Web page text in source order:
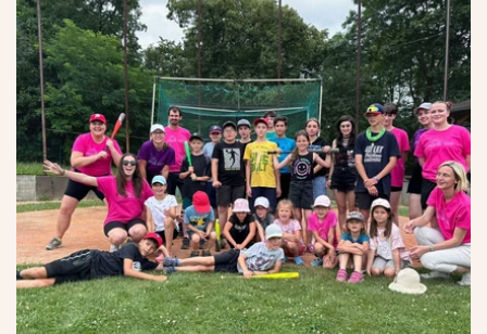
Blog
Naši lektoři
O škole a vedení
Kariéra
You can do it! z.s.